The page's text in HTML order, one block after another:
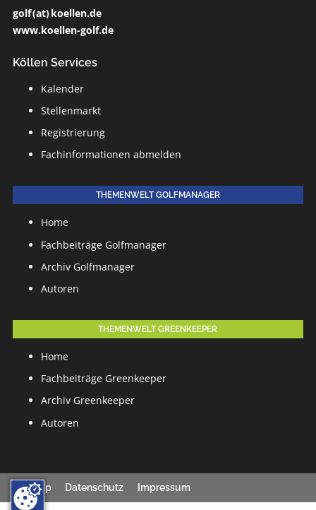
golf (at) koellen.de
www.koellen-golf.de
Köllen Services
Kalender
Stellenmarkt
Registrierung
Fachinformationen abmelden
THEMENWELT GOLFMANAGER
Home
Fachbeiträge Golfmanager
Archiv Golfmanager
Autoren
THEMENWELT GREENKEEPER
Home
Fachbeiträge Greenkeeper
Archiv Greenkeeper
Autoren
Sitemap Datenschutz Impressum